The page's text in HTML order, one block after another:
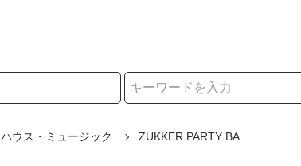
ハウス・ミュージック ZUKKER PARTY BA